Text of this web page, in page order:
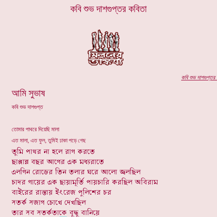
কবি শুভ দাশগুপ্তর কবিতা
কবিশুভ দাশগুপ্তর
আমি সুভাষ
কবি শুভ দাশগুপ্ত
তোমার পাথরে দিয়েছি মালা
এত মালা, এত ফুল, তুমিই ঢাকা পড়ে গেছ